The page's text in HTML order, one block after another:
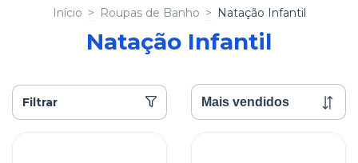
Início > Roupas de Banho > Natação Infantil
Natação Infantil
Filtrar